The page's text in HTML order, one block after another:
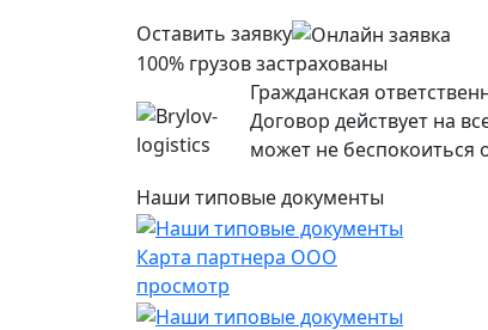
Оставить заявку
100% грузов застрахованы
Гражданская
Договор действует на
может не беспокоиться
Наши типовые документы
Карта партнера ООО
просмотр